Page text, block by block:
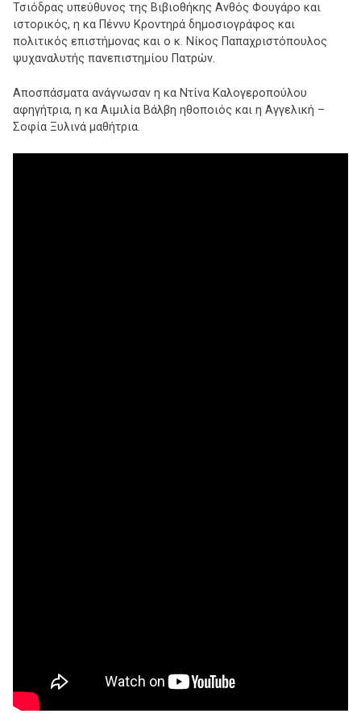
Τσιόδρας υπεύθυνος της Βιβιοθήκης Ανθός Φουγάρο και
ιστορικός, η κα Πέννυ Κροντηρά δημοσιογράφος και
πολιτικός επιστήμονας και ο κ. Νίκος Παπαχριστόπουλος
ψυχαναλυτής πανεπιστημίου Πατρών.
Αποσπάσματα ανάγνωσαν η κα Ντίνα Καλογεροπούλου
αφηγήτρια, η κα Αιμιλία Βάλβη ηθοποιός και η Αγγελική –
Σοφία Ξυλινά μαθήτρια.